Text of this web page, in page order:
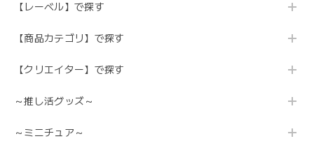
【レーベル】で探す
【商品カテゴリ】で探す
【クリエイター】で探す
～推し活グッズ～
～ミニチュア～